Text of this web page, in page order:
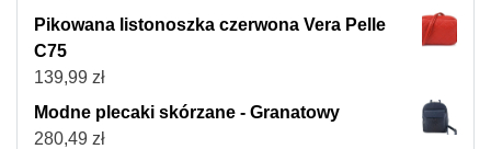
Pikowana listonoszka czerwona Vera Pelle
C75
139,99 zł
Modne plecaki skórzane - Granatowy
280,49 zł